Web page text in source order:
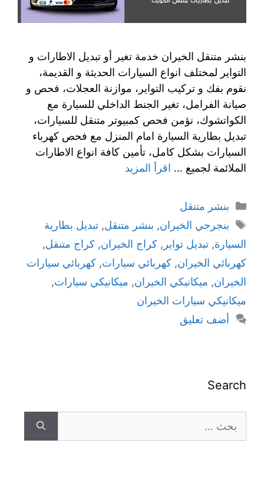
بنشر متنقل الخيران خدمة تغير أو تبديل الاطارات و
التواير لمختلف انواع السيارات الحديثة و القديمة،
نقوم بفك و تركيب التواير، موازنة العجلات، فحص و
صيانة الفرامل، تغير الجنط الداخلي للسيارة مع
الكواتشوك، نؤمن فحص كمبيوتر متنقل للسيارات،
تبديل بطارية السيارة امام المنزل مع فحص كهرباء
السيارات بشكل كامل، تأمين كافة انواع الاطارات
الملائمة لجميع … اقرأ المزيد
بنشر متنقل
بنجرجي الخيران, بنشر متنقل, تبديل بطارية
السيارة, تبديل تواير , كراج الخيران, كراج متنقل,
كهربائي الخيران, كهربائي سيارات, كهربائي سيارات
الخيران, ميكانيكي الخيران, ميكانيكي سيارات,
ميكانيكي سيارات الخيران
أضف تعليق
Search